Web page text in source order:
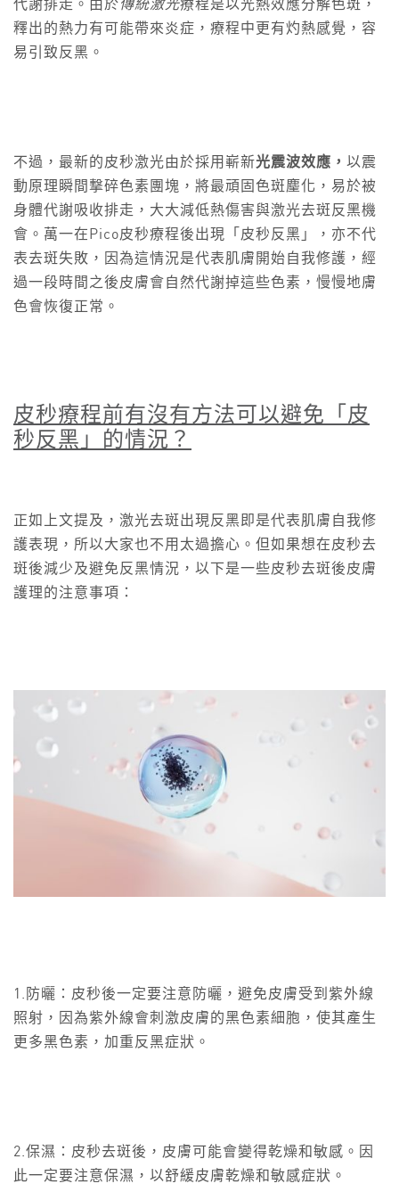
代謝排走。由於傳統激光療程是以光熱效應分解色斑，
釋出的熱力有可能帶來炎症，療程中更有灼熱感覺，容
易引致反黑。
不過，最新的皮秒激光由於採用嶄新光震波效應 ， 以震
動原理瞬間撃碎色素團塊，將最頑固色斑麈化，易於被
身體代謝吸收排走，大大減低熱傷害與激光去斑反黑機
會。萬一在Pico皮秒療程後出現「皮秒反黑」，亦不代
表去斑失敗，因為這情況是代表肌膚開始自我修護，經
過一段時間之後皮膚會自然代謝掉這些色素，慢慢地膚
色會恢復正常。
皮秒療程前有沒有方法可以避免「皮
秒反黑」的情況？
正如上文提及，激光去斑出現反黑即是代表肌膚自我修
護表現，所以大家也不用太過擔心。但如果想在皮秒去
斑後減少及避免反黑情況，以下是一些皮秒去斑後皮膚
護理的注意事項：
1.防曬：皮秒後一定要注意防曬，避免皮膚受到紫外線
照射，因為紫外線會刺激皮膚的黑色素細胞，使其產生
更多黑色素，加重反黑症狀。
2.保濕：皮秒去斑後，皮膚可能會變得乾燥和敏感。因
此一定要注意保濕，以舒緩皮膚乾燥和敏感症狀。